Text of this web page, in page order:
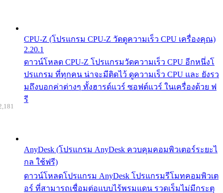
CPU-Z (โปรแกรม CPU-Z วัดดูความเร็ว CPU เครื่องคุณ)
2.20.1
ดาวน์โหลด CPU-Z โปรแกรมวัดความเร็ว CPU อีกหนึ่งโ
ปรแกรม ที่ทุกคน น่าจะมีติดไว้ ดูความเร็ว CPU และ ยังรว
มถึงบอกค่าต่างๆ ทั้งฮารด์แวร์ ซอฟต์แวร์ ในเครื่องด้วย ฟ
รี
AnyDesk (โปรแกรม AnyDesk ควบคุมคอมพิวเตอร์ระยะไ
กล ใช้ฟรี)
ดาวน์โหลดโปรแกรม AnyDesk โปรแกรมรีโมทคอมพิวเต
อร์ ที่สามารถเชื่อมต่อแบบไร้พรมแดน รวดเร็มไม่มีกระตุ